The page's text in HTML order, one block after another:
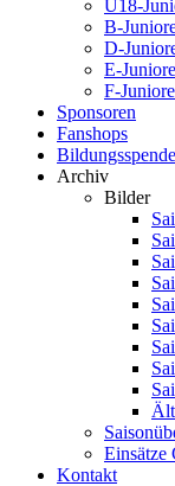
U18-
B-
D-
E-
F-
Sponsoren
Fanshops
Archiv
Bilder
Einsätze
Kontakt